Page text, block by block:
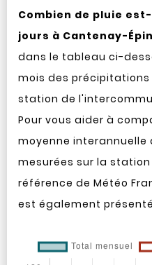
Combien de pluie
jours à Cantenay-
dans le tableau ci-
mois des précipitations
station de
Pour vous aider à
moyenne
mesurées sur la
référence de Météo
est également